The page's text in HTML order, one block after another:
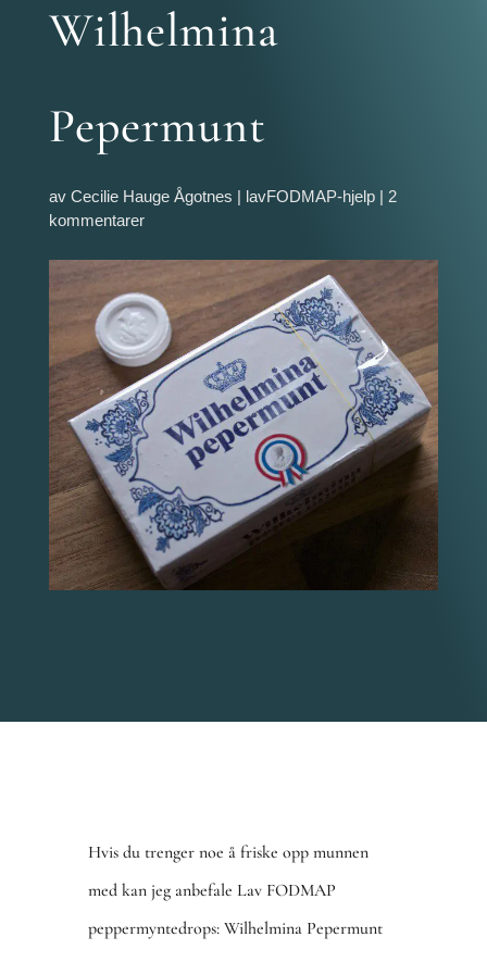
Wilhelmina
Pepermunt
av Cecilie Hauge Ågotnes | lavFODMAP-hjelp| 2
kommentarer
Hvis du trenger noe å friske opp munnen
med kan jeg anbefale Lav FODMAP
peppermyntedrops: Wilhelmina Pepermunt